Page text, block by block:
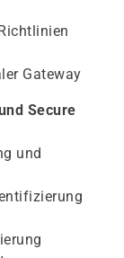
Gateway
Secure
und